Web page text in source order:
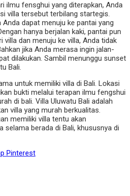
ilmu fensghui yang diterapkan, Anda
villa tersebut terbilang startegis.
dapat menuju ke pantai yang
hanya berjalan kaki, pantai pun
villa dan menuju ke villa, Anda tidak
jika Anda merasa ingin jalan-
dilakukan. Sambil menunggu sunset
Bali.
untuk memiliki villa di Bali. Lokasi
bukti melalui terapan ilmu fengshui
di bali. Villa Uluwatu Bali adalah
villa yang murah berkualitas.
memiliki villa tentu akan
selama berada di Bali, khususnya di
Pinterest